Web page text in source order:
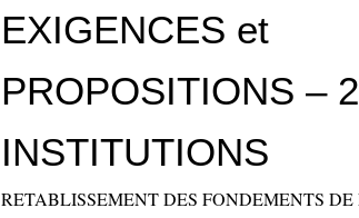
EXIGENCES et
PROPOSITIONS –
INSTITUTIONS
RETABLISSEMENT DES FONDEMENTS